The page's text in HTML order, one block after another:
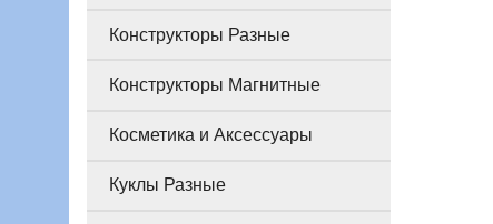
Конструкторы Разные
Конструкторы Магнитные
Косметика и Аксессуары
Куклы Разные